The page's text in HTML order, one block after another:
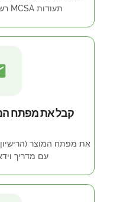
תעודות MCSA רשמיות מבית מיקרוסופט.
קבל את מפתח
את מפתח המוצר
עם מדריך